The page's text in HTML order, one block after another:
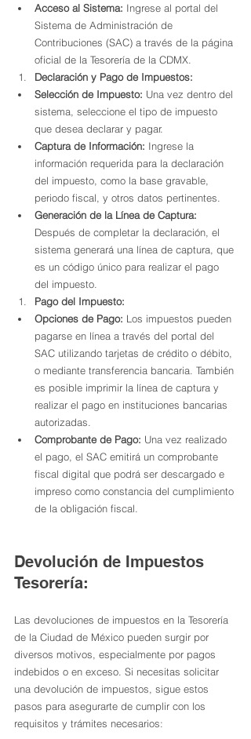
Acceso al Sistema: Ingrese al portal del
Sistema de Administración de
Contribuciones (SAC) a través de la página
oficial de la Tesorería de la CDMX.
Declaración y Pago de Impuestos:
Selección de Impuesto: Una vez dentro del
sistema, seleccione el tipo de impuesto
que desea declarar y pagar.
Captura de Información: Ingrese la
información requerida para la declaración
del impuesto, como la base gravable,
periodo fiscal, y otros datos pertinentes.
Generación de la Línea de Captura:
Después de completar la declaración, el
sistema generará una línea de captura, que
es un código único para realizar el pago
del impuesto.
Pago del Impuesto:
Opciones de Pago: Los impuestos pueden
pagarse en línea a través del portal del
SAC utilizando tarjetas de crédito o débito,
o mediante transferencia bancaria. También
es posible imprimir la línea de captura y
realizar el pago en instituciones bancarias
autorizadas.
Comprobante de Pago: Una vez realizado
el pago, el SAC emitirá un comprobante
fiscal digital que podrá ser descargado e
impreso como constancia del cumplimiento
de la obligación fiscal.
Devolución de Impuestos
Tesorería:
Las devoluciones de impuestos en la Tesorería
de la Ciudad de México pueden surgir por
diversos motivos, especialmente por pagos
indebidos o en exceso. Si necesitas solicitar
una devolución de impuestos, sigue estos
pasos para asegurarte de cumplir con los
requisitos y trámites necesarios: